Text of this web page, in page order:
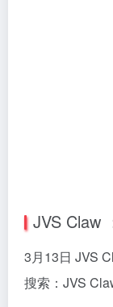
JVS Claw
3月13日 JVS
搜索：JVS